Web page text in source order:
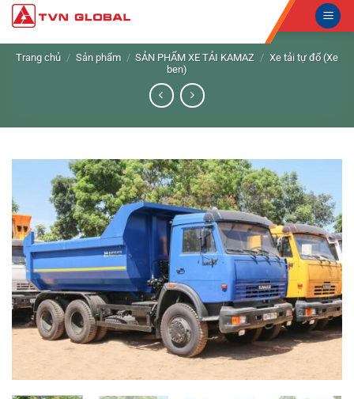
Skip
content
Trang chủ / Sản phẩm / SẢN PHẨM XE TẢI KAMAZ / Xe tải tự đổ (Xe
ben)